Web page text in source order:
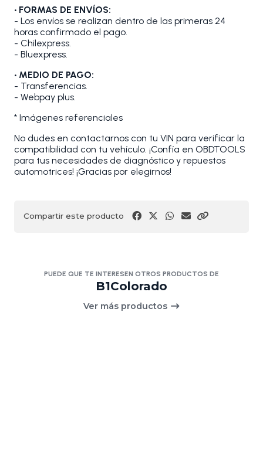
• FORMAS DE ENVÍOS:
- Los envíos se realizan dentro de las primeras 24
horas confirmado el pago.
- Chilexpress.
- Bluexpress.
• MEDIO DE PAGO:
- Transferencias.
- Webpay plus.
* Imágenes referenciales
No dudes en contactarnos con tu VIN para verificar la
compatibilidad con tu vehículo. ¡Confía en OBDTOOLS
para tus necesidades de diagnóstico y repuestos
automotrices! ¡Gracias por elegirnos!
Compartir este producto
PUEDE QUE TE INTERESEN OTROS PRODUCTOS DE
B1Colorado
Ver más productos